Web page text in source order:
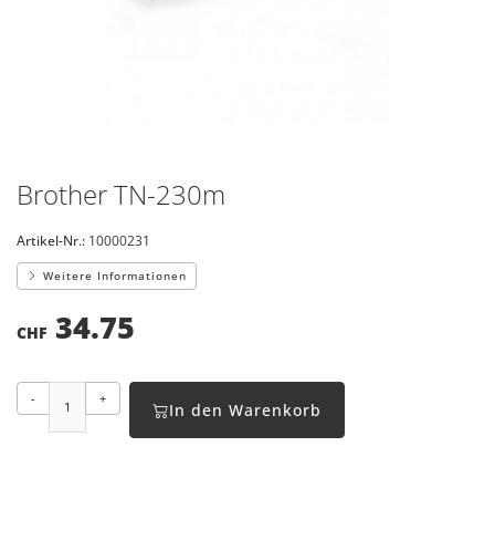
Brother TN-230m
Artikel-Nr.: 10000231
Weitere Informationen
CHF 34.75
- +
In den Warenkorb